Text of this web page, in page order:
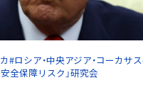
#ロシア・中央アジア・コーカサス
全保障リスク」研究会